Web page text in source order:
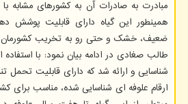
مبادرت به صادرات آن به کشورهای مشابه
همینطور این گیاه دارای قابلیت پوشش
ضعیف، خشک و حتی رو به تخریب کشورمان
طالب صغادی در ادامه بیان نمود: با استفاده
شناسایی و ارائه شد که دارای قابلیت
ارقام علوفه ای شناسایی شده، مناسب برای